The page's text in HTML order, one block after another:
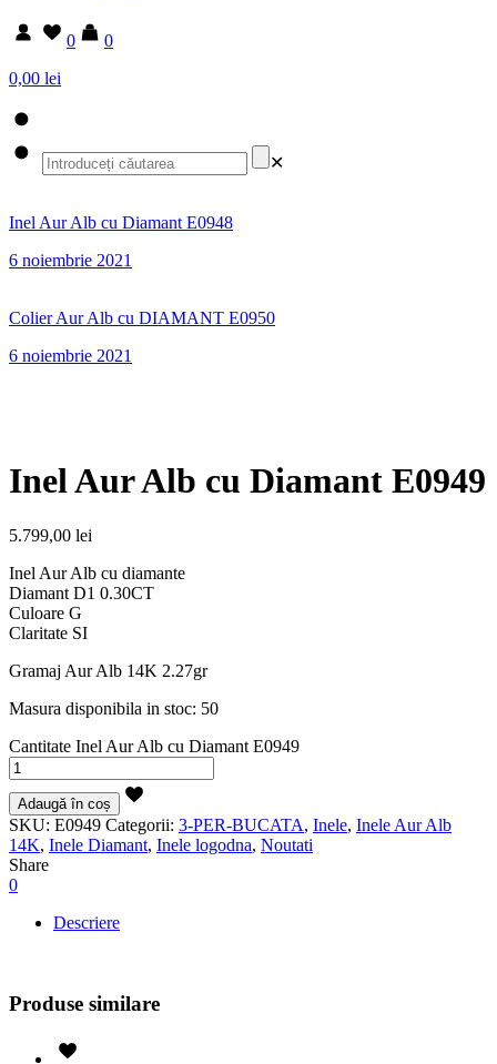
0
0
0,00 lei
✕
Inel Aur Alb cu Diamant E0948
6 noiembrie 2021
Colier Aur Alb cu DIAMANT E0950
6 noiembrie 2021
Inel Aur Alb cu Diamant E0949
5.799,00 lei
Inel Aur Alb cu diamante
Diamant D1 0.30CT
Culoare G
Claritate SI
Gramaj Aur Alb 14K 2.27gr
Masura disponibila in stoc: 50
Cantitate Inel Aur Alb cu Diamant E0949
Adaugă în coș
SKU: E0949 Categorii: 3-PER-BUCATA, Inele, Inele Aur Alb
14K, Inele Diamant, Inele logodna, Noutati
Share
0
Descriere
Produse similare